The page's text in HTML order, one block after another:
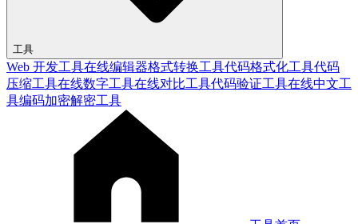
工具
Web 开发工具在线编辑器格式转换工具代码格式化工具代码
压缩工具在线数字工具在线对比工具代码验证工具在线中文工
具编码加密解密工具